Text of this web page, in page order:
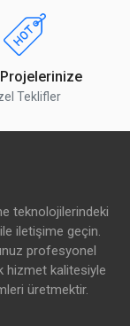
Teklifler
teknolojilerindeki
iletişime geçin.
profesyonel
hizmet kalitesiyle
üretmektir.